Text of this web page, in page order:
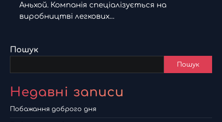
Аньхой. Компанія спеціалізується на
виробництві легкових…
Пошук
Пошук
Недавні записи
Побажання доброго дня